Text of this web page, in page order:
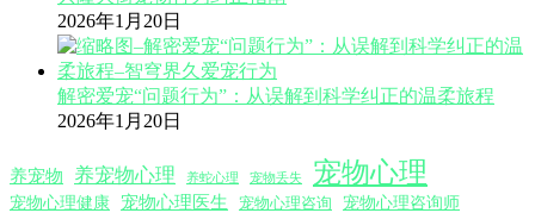
2026年1月20日
解密爱宠“问题行为”：从误解到科学纠正的温柔旅程
2026年1月20日
养宠物 养宠物心理 养蛇心理 宠物丢失 宠物心理
宠物心理健康 宠物心理医生 宠物心理咨询 宠物心理咨询师